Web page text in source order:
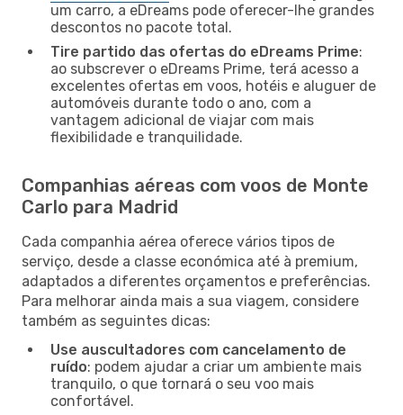
um carro, a eDreams pode oferecer-lhe grandes
descontos no pacote total.
Tire partido das ofertas do eDreams Prime:
ao subscrever o eDreams Prime, terá acesso a
excelentes ofertas em voos, hotéis e aluguer de
automóveis durante todo o ano, com a
vantagem adicional de viajar com mais
flexibilidade e tranquilidade.
Companhias aéreas com voos de Monte
Carlo para Madrid
Cada companhia aérea oferece vários tipos de
serviço, desde a classe económica até à premium,
adaptados a diferentes orçamentos e preferências.
Para melhorar ainda mais a sua viagem, considere
também as seguintes dicas:
Use auscultadores com cancelamento de
ruído: podem ajudar a criar um ambiente mais
tranquilo, o que tornará o seu voo mais
confortável.